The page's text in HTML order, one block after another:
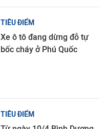
TIÊU ĐIỂM
Xe ô tô đang dừng đỗ tự
bốc cháy ở Phú Quốc
TIÊU ĐIỂM